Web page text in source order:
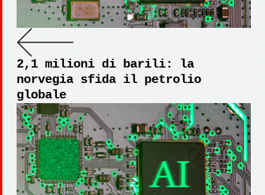
2,1 milioni di barili: la
norvegia sfida il petrolio
globale